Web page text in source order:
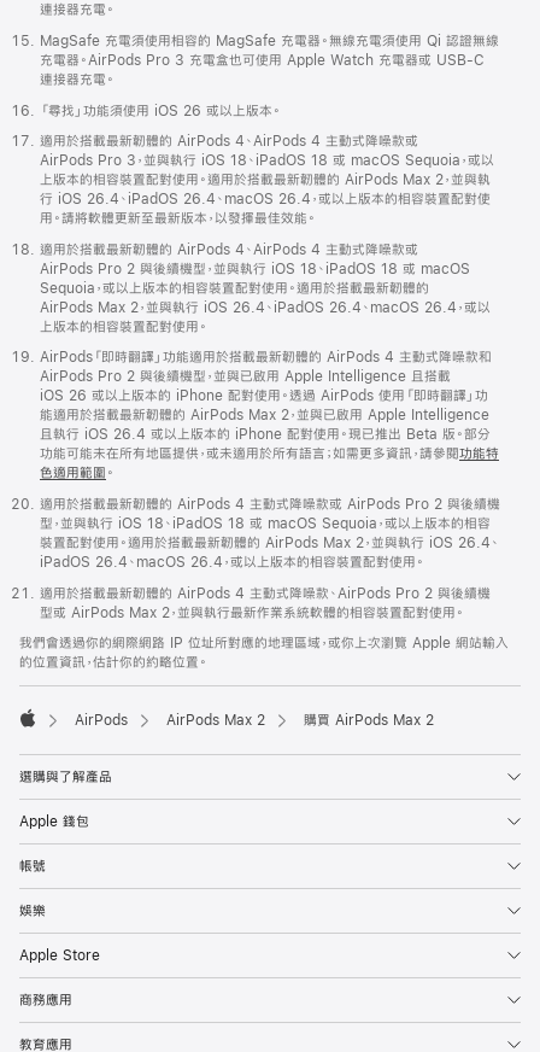
連接器充電。
MagSafe 充電須使用相容的 MagSafe 充電器。無線充電須使用 Qi 認證無線
充電器。AirPods Pro 3 充電盒也可使用 Apple Watch 充電器或 USB-C
連接器充電。
「尋找」功能須使用 iOS 26 或以上版本。
適用於搭載最新韌體的 AirPods 4、AirPods 4 主動式降噪款或
AirPods Pro 3，並與執行 iOS 18、iPadOS 18 或 macOS Sequoia，或以
上版本的相容裝置配對使用。適用於搭載最新韌體的 AirPods Max 2，並與執
行 iOS 26.4、iPadOS 26.4、macOS 26.4，或以上版本的相容裝置配對使
用。請將軟體更新至最新版本，以發揮最佳效能。
適用於搭載最新韌體的 AirPods 4、AirPods 4 主動式降噪款或
AirPods Pro 2 與後續機型，並與執行 iOS 18、iPadOS 18 或 macOS
Sequoia，或以上版本的相容裝置配對使用。適用於搭載最新韌體的
AirPods Max 2，並與執行 iOS 26.4、iPadOS 26.4、macOS 26.4，或以
上版本的相容裝置配對使用。
AirPods「即時翻譯」功能適用於搭載最新韌體的 AirPods 4 主動式降噪款和
AirPods Pro 2 與後續機型，並與已啟用 Apple Intelligence 且搭載
iOS 26 或以上版本的 iPhone 配對使用。透過 AirPods 使用「即時翻譯」功
能適用於搭載最新韌體的 AirPods Max 2，並與已啟用 Apple Intelligence
且執行 iOS 26.4 或以上版本的 iPhone 配對使用。現已推出 Beta 版。部分
功能可能未在所有地區提供，或未適用於所有語言；如需更多資訊，請參閱功能特
色適用範圍 。
適用於搭載最新韌體的 AirPods 4 主動式降噪款或 AirPods Pro 2 與後續機
型，並與執行 iOS 18、iPadOS 18 或 macOS Sequoia，或以上版本的相容
裝置配對使用。適用於搭載最新韌體的 AirPods Max 2，並與執行 iOS 26.4、
iPadOS 26.4、macOS 26.4，或以上版本的相容裝置配對使用。
適用於搭載最新韌體的 AirPods 4 主動式降噪款、AirPods Pro 2 與後續機
型或 AirPods Max 2，並與執行最新作業系統軟體的相容裝置配對使用。
我們會透過你的網際網路 IP 位址所對應的地理區域，或你上次瀏覽 Apple 網站輸入
的位置資訊，估計你的約略位置。
AirPods AirPods Max 2 購買 AirPods Max 2
選購與了解產品
Apple 錢包
帳號
娛樂
Apple Store
商務應用
教育應用